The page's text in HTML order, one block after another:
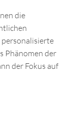
die
personalisierte
Phänomen der
der Fokus auf